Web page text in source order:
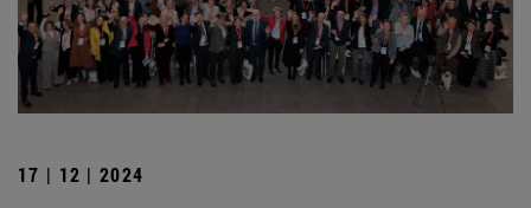
17 | 12 | 2024